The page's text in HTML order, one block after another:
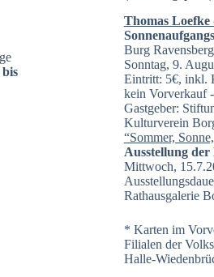
bis
Thomas
Burg Ravensberg
Sonntag, 9.
Eintritt: 5€, inkl.
kein Vorverkauf
Gastgeber:
Kulturverein
“Sommer,
Ausstellung
Mittwoch,
Rathausgalerie
* Karten im
Filialen der
Halle-